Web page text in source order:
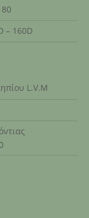
– 160D
L.V.M